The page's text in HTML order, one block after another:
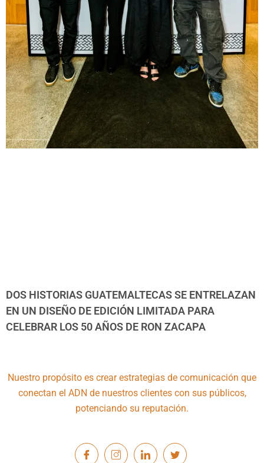
DOS HISTORIAS GUATEMALTECAS SE ENTRELAZAN
EN UN DISEÑO DE EDICIÓN LIMITADA PARA
CELEBRAR LOS 50 AÑOS DE RON ZACAPA
Nuestro propósito es crear estrategias de comunicación que
conectan el ADN de nuestros clientes con sus públicos,
potenciando su reputación.